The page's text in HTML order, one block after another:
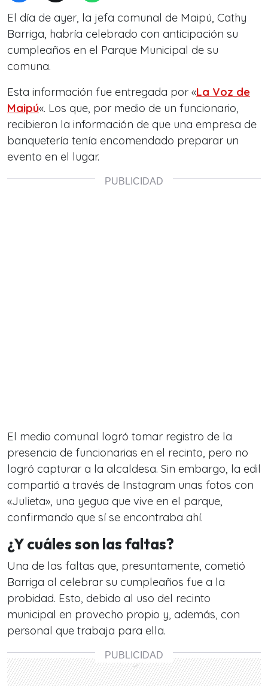
El día de ayer, la jefa comunal de Maipú, Cathy
Barriga, habría celebrado con anticipación su
cumpleaños en el Parque Municipal de su
comuna.
Esta información fue entregada por «La Voz de
Maipú«. Los que, por medio de un funcionario,
recibieron la información de que una empresa de
banquetería tenía encomendado preparar un
evento en el lugar.
El medio comunal logró tomar registro de la
presencia de funcionarias en el recinto, pero no
logró capturar a la alcaldesa. Sin embargo, la edil
compartió a través de Instagram unas fotos con
«Julieta», una yegua que vive en el parque,
confirmando que sí se encontraba ahí.
¿Y cuáles son las faltas?
Una de las faltas que, presuntamente, cometió
Barriga al celebrar su cumpleaños fue a la
probidad. Esto, debido al uso del recinto
municipal en provecho propio y, además, con
personal que trabaja para ella.